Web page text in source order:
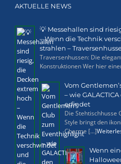
AKTUELLE NEWS
💡 Messehallen sind
– Wenn die Technik
strahlen –
Traversenhussen: Die
Konstruktionen Wer hier
Vom
– wie
erfindet
Die Stehtischhusse
Style bringt den
Charme [...]
Wenn